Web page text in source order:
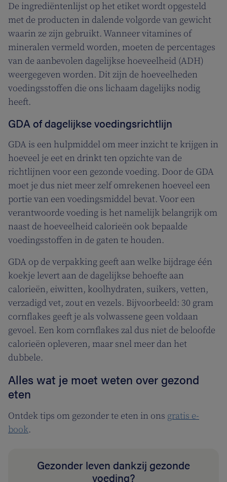
De ingrediëntenlijst op het etiket wordt opgesteld
met de producten in dalende volgorde van gewicht
waarin ze zijn gebruikt. Wanneer vitamines of
mineralen vermeld worden, moeten de percentages
van de aanbevolen dagelijkse hoeveelheid (ADH)
weergegeven worden. Dit zijn de hoeveelheden
voedingsstoffen die ons lichaam dagelijks nodig
heeft.
GDA of dagelijkse voedingsrichtlijn
GDA is een hulpmiddel om meer inzicht te krijgen in
hoeveel je eet en drinkt ten opzichte van de
richtlijnen voor een gezonde voeding. Door de GDA
moet je dus niet meer zelf omrekenen hoeveel een
portie van een voedingsmiddel bevat. Voor een
verantwoorde voeding is het namelijk belangrijk om
naast de hoeveelheid calorieën ook bepaalde
voedingsstoffen in de gaten te houden.
GDA op de verpakking geeft aan welke bijdrage één
koekje levert aan de dagelijkse behoefte aan
calorieën, eiwitten, koolhydraten, suikers, vetten,
verzadigd vet, zout en vezels. Bijvoorbeeld: 30 gram
cornflakes geeft je als volwassene geen voldaan
gevoel. Een kom cornflakes zal dus niet de beloofde
calorieën opleveren, maar snel meer dan het
dubbele.
Alles wat je moet weten over gezond
eten
Ontdek tips om gezonder te eten in ons gratis e-
book.
Gezonder leven dankzij gezonde
voeding?